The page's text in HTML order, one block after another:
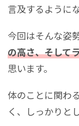
言及するように
今回はそんな姿
の高さ、そして
思います。
体のことに関わ
く、しっかりと